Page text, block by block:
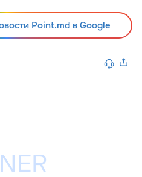
Point.md в Google